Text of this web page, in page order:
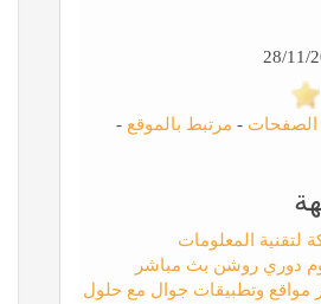
الصفحات - مرتبط بالموقع -
لتقنية المعلومات
دوري روشن بث مباشر
مواقع وتطبيقات جوال مع حلول